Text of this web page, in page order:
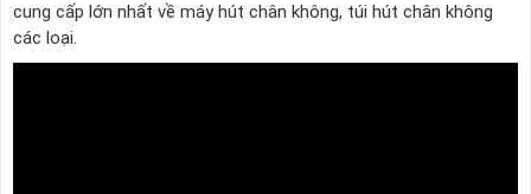
cung cấp lớn nhất về máy hút chân không, túi hút chân không
các loại.